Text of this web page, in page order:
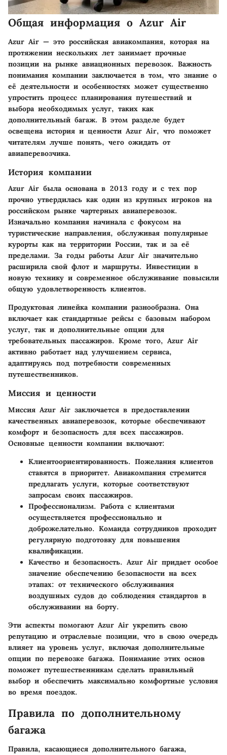
Общая информация о Azur Air
Azur Air — это российская авиакомпания, которая на
протяжении нескольких лет занимает прочные
позиции на рынке авиационных перевозок. Важность
понимания компании заключается в том, что знание о
её деятельности и особенностях может существенно
упростить процесс планирования путешествий и
выбора необходимых услуг, таких как
дополнительный багаж. В этом разделе будет
освещена история и ценности Azur Air, что поможет
читателям лучше понять, чего ожидать от
авиаперевозчика.
История компании
Azur Air была основана в 2013 году и с тех пор
прочно утвердилась как один из крупных игроков на
российском рынке чартерных авиаперевозок.
Изначально компания начинала с фокусом на
туристические направления, обслуживая популярные
курорты как на территории России, так и за её
пределами. За годы работы Azur Air значительно
расширила свой флот и маршруты. Инвестиции в
новую технику и современное обслуживание повысили
общую удовлетворенность клиентов.
Продуктовая линейка компании разнообразна. Она
включает как стандартные рейсы с базовым набором
услуг, так и дополнительные опции для
требовательных пассажиров. Кроме того, Azur Air
активно работает над улучшением сервиса,
адаптируясь под потребности современных
путешественников.
Миссия и ценности
Миссия Azur Air заключается в предоставлении
качественных авиаперевозок, которые обеспечивают
комфорт и безопасность для всех пассажиров.
Основные ценности компании включают:
Клиентоориентированность. Пожелания клиентов
ставятся в приоритет. Aвиакомпания стремится
предлагать услуги, которые соответствуют
запросам своих пассажиров.
Профессионализм. Работа с клиентами
осуществляется профессионально и
доброжелательно. Команда сотрудников проходит
регулярную подготовку для повышения
квалификации.
Качество и безопасность. Azur Air придает особое
значение обеспечению безопасности на всех
этапах: от технического обслуживания
воздушных судов до соблюдения стандартов в
обслуживании на борту.
Эти аспекты помогают Azur Air укрепить свою
репутацию и отраслевые позиции, что в свою очередь
влияет на уровень услуг, включая дополнительные
опции по перевозке багажа. Понимание этих основ
поможет путешественникам сделать правильный
выбор и обеспечить максимально комфортные условия
во время поездок.
Правила по дополнительному
багажа
Правила, касающиеся дополнительного багажа,